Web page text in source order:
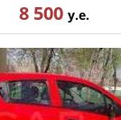
8 500 у.е.